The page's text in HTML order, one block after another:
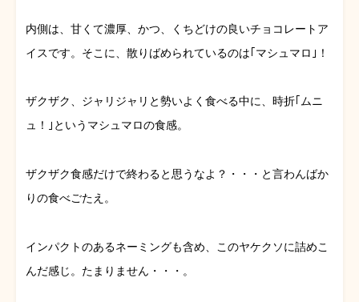
内側は、甘くて濃厚、かつ、くちどけの良いチョコレートア
イスです。そこに、散りばめられているのは｢マシュマロ｣！
ザクザク、ジャリジャリと勢いよく食べる中に、時折｢ムニ
ュ！｣というマシュマロの食感。
ザクザク食感だけで終わると思うなよ？・・・と言わんばか
りの食べごたえ。
インパクトのあるネーミングも含め、このヤケクソに詰めこ
んだ感じ。たまりません・・・。